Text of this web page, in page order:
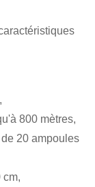
800 mètres,
20 ampoules
cm,